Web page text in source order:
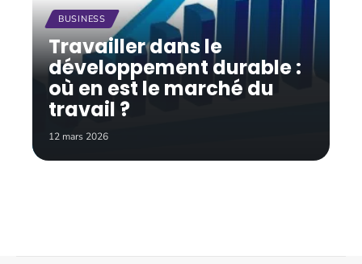
BUSINESS
Travailler dans le
développement durable :
où en est le marché du
travail ?
12 mars 2026